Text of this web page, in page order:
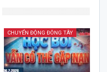
CHUYỂN ĐỘNG ĐÔNG TÂY